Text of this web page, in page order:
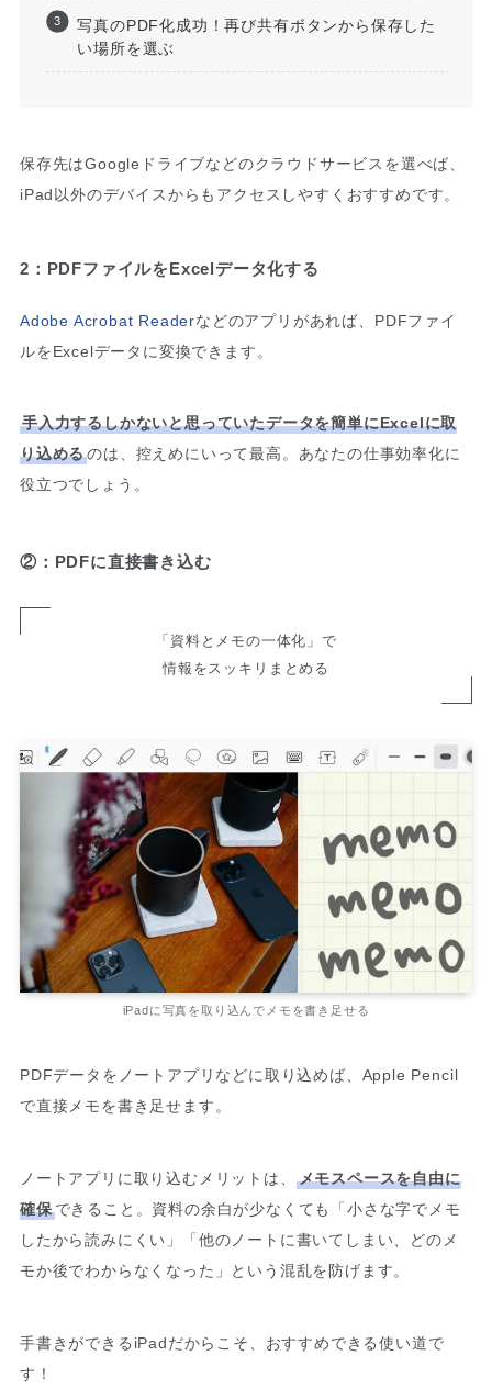
写真のPDF化成功！再び共有ボタンから保存した
い場所を選ぶ
保存先はGoogleドライブなどのクラウドサービスを選べば、
iPad以外のデバイスからもアクセスしやすくおすすめです。
2：PDFファイルをExcelデータ化する
Adobe Acrobat Readerなどのアプリがあれば、PDFファイ
ルをExcelデータに変換できます。
手入力するしかないと思っていたデータを簡単にExcelに取
り込めるのは、控えめにいって最高。あなたの仕事効率化に
役立つでしょう。
②：PDFに直接書き込む
「資料とメモの一体化」で
情報をスッキリまとめる
iPadに写真を取り込んでメモを書き足せる
PDFデータをノートアプリなどに取り込めば、Apple Pencil
で直接メモを書き足せます。
ノートアプリに取り込むメリットは、
メモスペースを自由に
確保できること。資料の余白が少なくても「小さな字でメモ
したから読みにくい」「他のノートに書いてしまい、どのメ
モか後でわからなくなった」という混乱を防げます。
手書きができるiPadだからこそ、おすすめできる使い道で
す！